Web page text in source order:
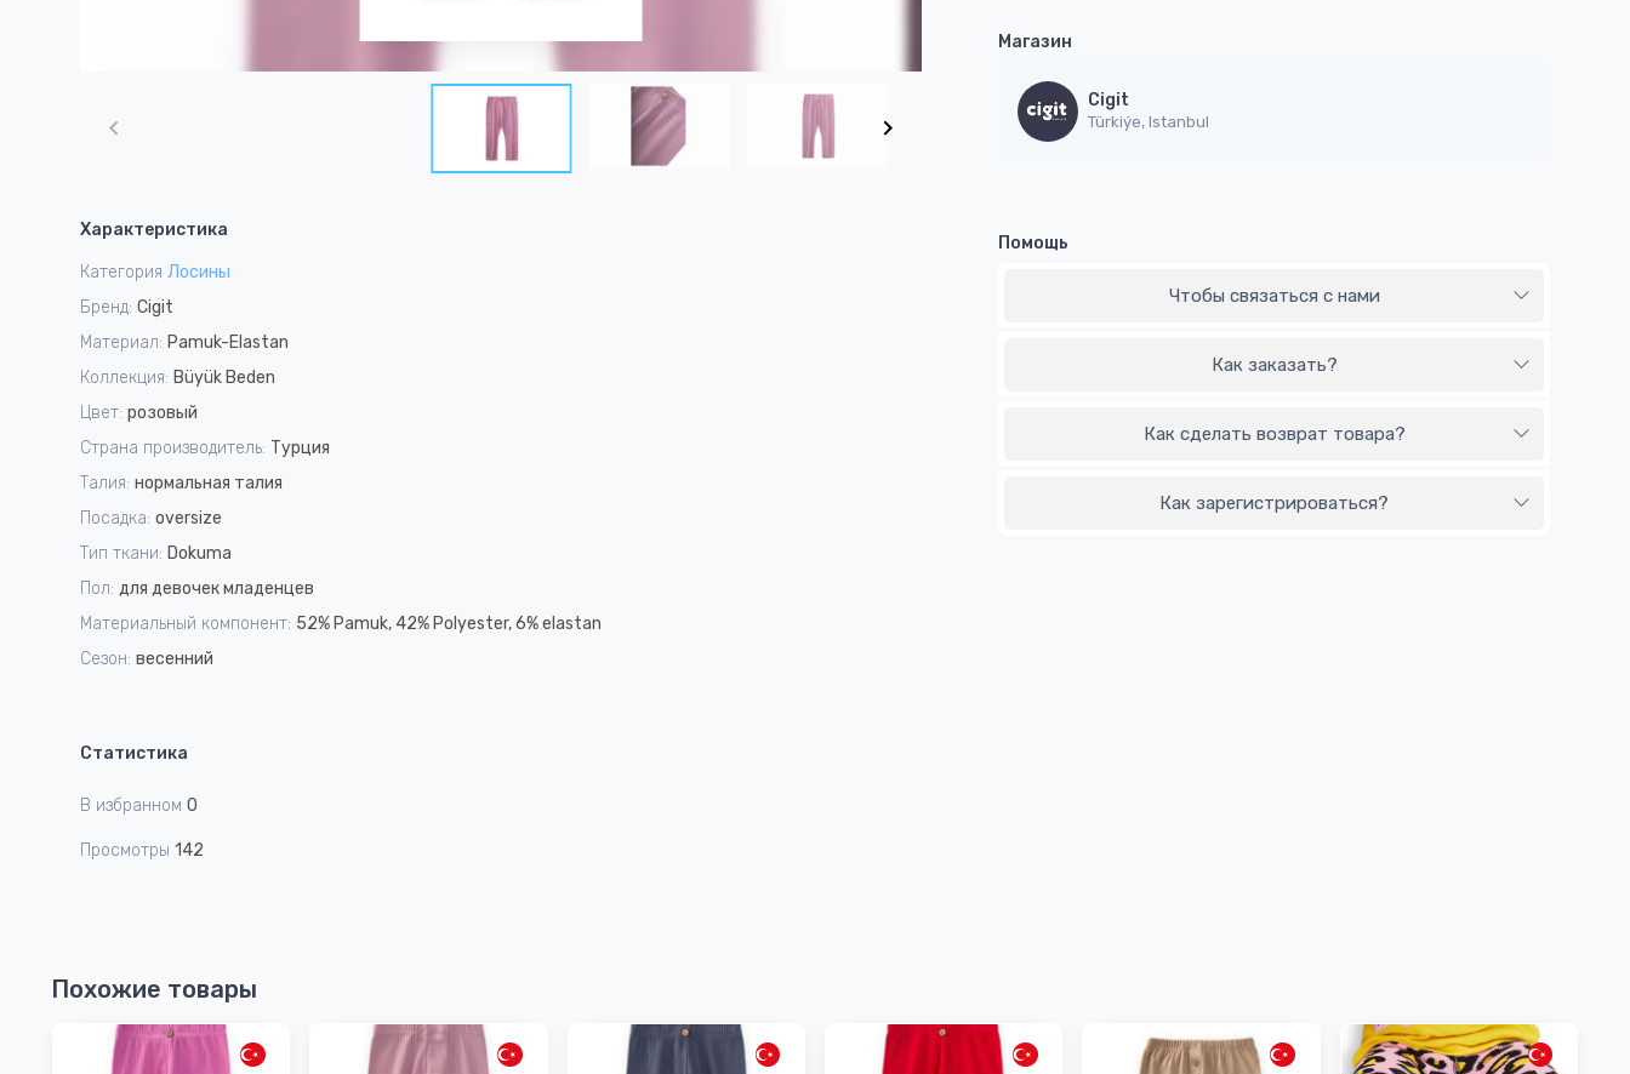
3
Характеристика
Категория Лосины
Бренд: Cigit
Материал: Pamuk-Elastan
Коллекция: Büyük Beden
Цвет: розовый
Страна производитель: Турция
Талия: нормальная талия
Посадка: oversize
Тип ткани: Dokuma
Пол: для девочек младенцев
Материальный компонент: 52% Pamuk, 42% Polyester, 6% elastan
Сезон: весенний
Статистика
В избранном 0
Просмотры 142
Магазин
Cigit
Türkiýe, Istanbul
Помощь
Чтобы связаться с нами
Как заказать?
Как сделать возврат товара?
Как зарегистрироваться?
Похожие товары